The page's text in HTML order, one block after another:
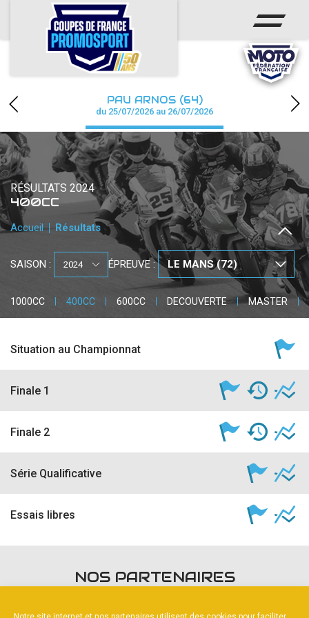
ACCUEIL
ACTUS
CALENDRIER
CHAMPIONNAT
RÉSULTATS
PHOTOS / WEB TV
PARTENAIRES
accéder à la billetterie
PAU ARNOS (64)
du 25/07/2026 au 26/07/2026
RÉSULTATS 2024
400CC
Accueil Résultats
SAISON : ÉPREUVE :
1000CC 400CC 600CC DECOUVERTE MASTER
Situation au Championnat
Finale 1
Finale 2
Série Qualificative
Essais libres
NOS PARTENAIRES